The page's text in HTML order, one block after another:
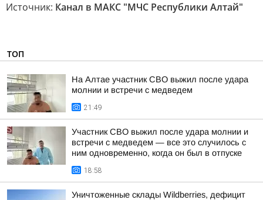
Источник: Канал в МАКС "МЧС Республики Алтай"
ТОП
На Алтае участник СВО выжил после удара
молнии и встречи с медведем
21:49
Участник СВО выжил после удара молнии и
встречи с медведем — все это случилось с
ним одновременно, когда он был в отпуске
18:58
Уничтоженные склады Wildberries, дефицит